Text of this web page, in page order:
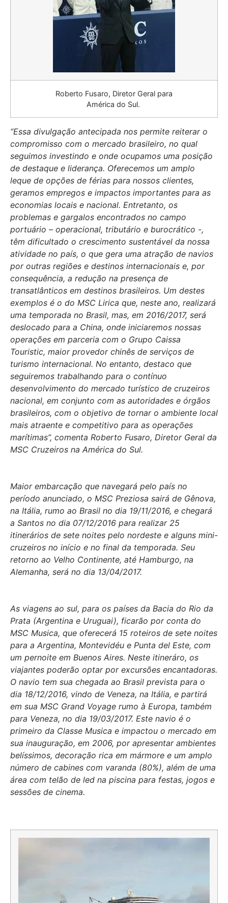
Roberto Fusaro, Diretor Geral para
América do Sul.
“Essa divulgação antecipada nos permite reiterar o
compromisso com o mercado brasileiro, no qual
seguimos investindo e onde ocupamos uma posição
de destaque e liderança. Oferecemos um amplo
leque de opções de férias para nossos clientes,
geramos empregos e impactos importantes para as
economias locais e nacional. Entretanto, os
problemas e gargalos encontrados no campo
portuário – operacional, tributário e burocrático -,
têm dificultado o crescimento sustentável da nossa
atividade no país, o que gera uma atração de navios
por outras regiões e destinos internacionais e, por
consequência, a redução na presença de
transatlânticos em destinos brasileiros. Um destes
exemplos é o do MSC Lirica que, neste ano, realizará
uma temporada no Brasil, mas, em 2016/2017, será
deslocado para a China, onde iniciaremos nossas
operações em parceria com o Grupo Caissa
Touristic, maior provedor chinês de serviços de
turismo internacional. No entanto, destaco que
seguiremos trabalhando para o contínuo
desenvolvimento do mercado turístico de cruzeiros
nacional, em conjunto com as autoridades e órgãos
brasileiros, com o objetivo de tornar o ambiente local
mais atraente e competitivo para as operações
marítimas”, comenta Roberto Fusaro, Diretor Geral da
MSC Cruzeiros na América do Sul.
Maior embarcação que navegará pelo país no
período anunciado, o MSC Preziosa sairá de Gênova,
na Itália, rumo ao Brasil no dia 19/11/2016, e chegará
a Santos no dia 07/12/2016 para realizar 25
itinerários de sete noites pelo nordeste e alguns mini-
cruzeiros no início e no final da temporada. Seu
retorno ao Velho Continente, até Hamburgo, na
Alemanha, será no dia 13/04/2017.
As viagens ao sul, para os países da Bacia do Rio da
Prata (Argentina e Uruguai), ficarão por conta do
MSC Musica, que oferecerá 15 roteiros de sete noites
para a Argentina, Montevidéu e Punta del Este, com
um pernoite em Buenos Aires. Neste itineráro, os
viajantes poderão optar por excursões encantadoras.
O navio tem sua chegada ao Brasil prevista para o
dia 18/12/2016, vindo de Veneza, na Itália, e partirá
em sua MSC Grand Voyage rumo à Europa, também
para Veneza, no dia 19/03/2017. Este navio é o
primeiro da Classe Musica e impactou o mercado em
sua inauguração, em 2006, por apresentar ambientes
belíssimos, decoração rica em mármore e um amplo
número de cabines com varanda (80%), além de uma
área com telão de led na piscina para festas, jogos e
sessões de cinema.